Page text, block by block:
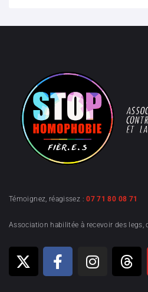
Témoignez, réagissez :07 71 80 08 71
Association habilitée à recevoir des legs,